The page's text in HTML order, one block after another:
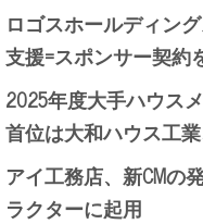
ロゴスホールディン
支援=スポンサー契約
2025年度大手ハウス
首位は大和ハウス工
アイ工務店、新CMの
ラクターに起用